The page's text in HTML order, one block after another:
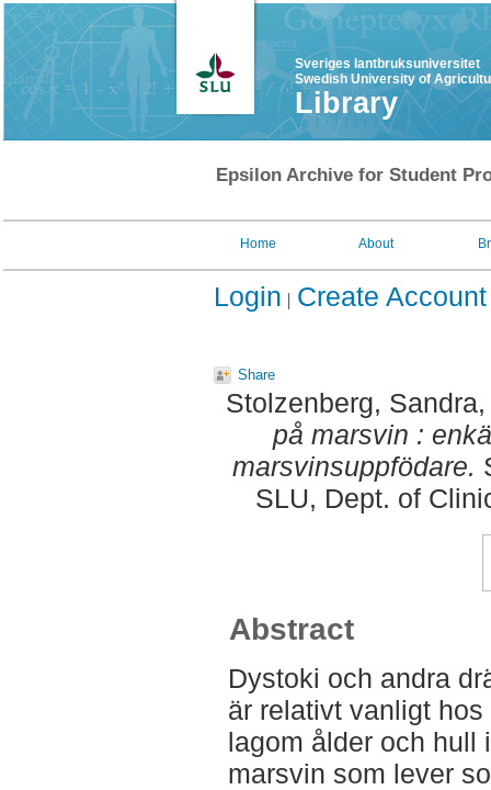
Sveriges lantbruksuniversitet
Swedish University of
Library
Epsilon Archive for Student
Home About
Login Create Account
Share
Stolzenberg, Sandra,
på marsvin :
marsvinsuppfödare.
SLU, Dept. of
Abstract
Dystoki och andra
är relativt vanligt
lagom ålder och hull
marsvin som lever